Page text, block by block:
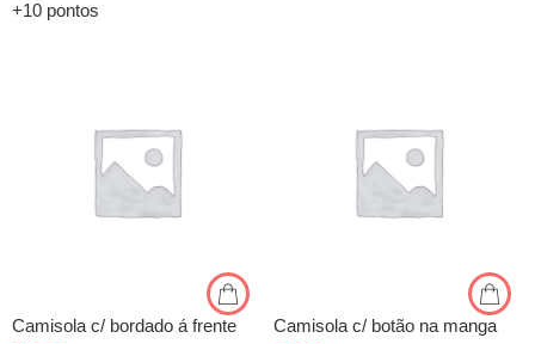
+10 pontos
Camisola c/ bordado á frente Camisola c/ botão na manga